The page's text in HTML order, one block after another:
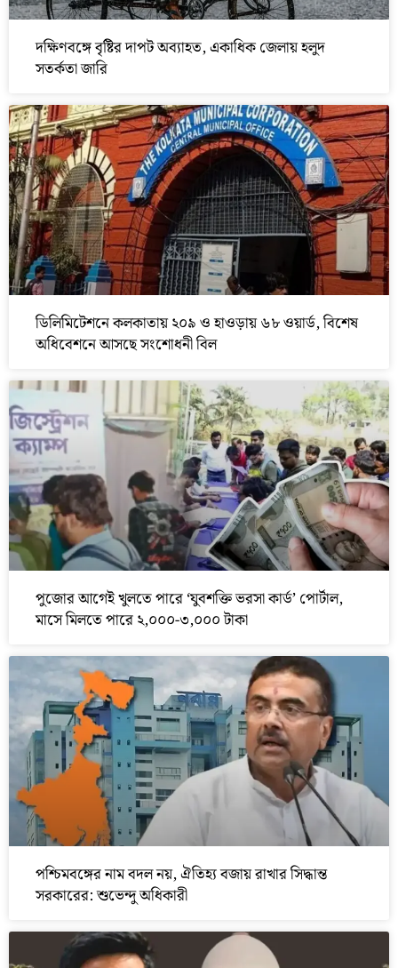
দক্ষিণবঙ্গে বৃষ্টির দাপট অব্যাহত, একাধিক জেলায় হলুদ
সতর্কতা জারি
ডিলিমিটেশনে কলকাতায় ২০৯ ও হাওড়ায় ৬৮ ওয়ার্ড, বিশেষ
অধিবেশনে আসছে সংশোধনী বিল
পুজোর আগেই খুলতে পারে ‘যুবশক্তি ভরসা কার্ড’ পোর্টাল,
মাসে মিলতে পারে ২,০০০-৩,০০০ টাকা
পশ্চিমবঙ্গের নাম বদল নয়, ঐতিহ্য বজায় রাখার সিদ্ধান্ত
সরকারের: শুভেন্দু অধিকারী